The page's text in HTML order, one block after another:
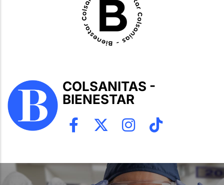
COLSANITAS -
BIENESTAR